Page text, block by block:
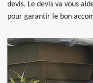
devis. Le devis va vous
pour garantir le bon